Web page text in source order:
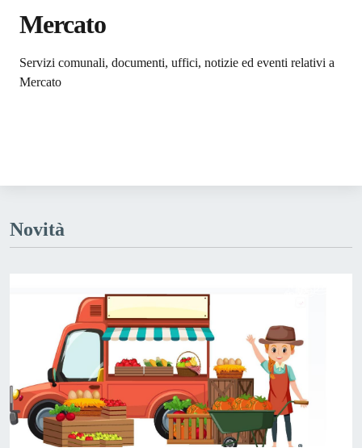
Mercato
Dettagli dell'argomento
Servizi comunali, documenti, uffici, notizie ed eventi relativi a
Mercato
Novità